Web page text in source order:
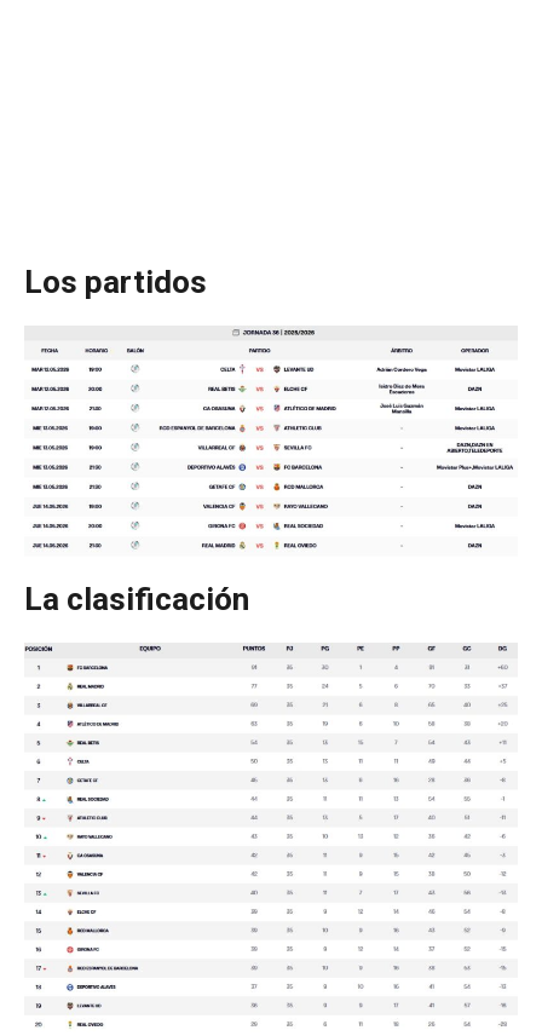
Los partidos
La clasificación